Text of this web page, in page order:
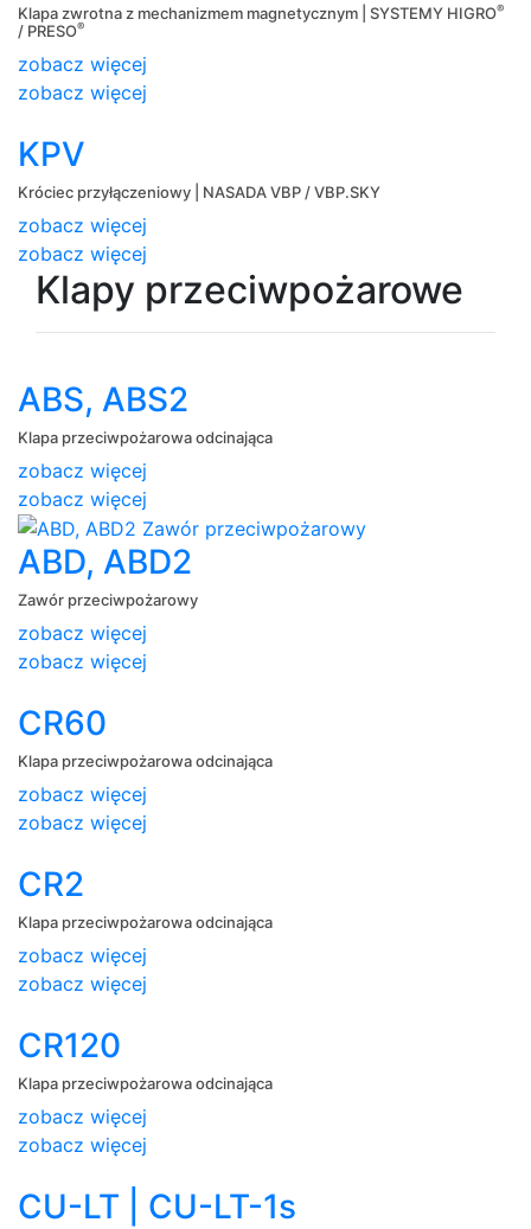
Klapa zwrotna z mechanizmem magnetycznym | SYSTEMY HIGRO®
/ PRESO®
zobacz więcej
zobacz więcej
KPV
Króciec przyłączeniowy | NASADA VBP / VBP.SKY
zobacz więcej
zobacz więcej
Klapy przeciwpożarowe
ABS, ABS2
Klapa przeciwpożarowa odcinająca
zobacz więcej
zobacz więcej
ABD, ABD2
Zawór przeciwpożarowy
zobacz więcej
zobacz więcej
CR60
Klapa przeciwpożarowa odcinająca
zobacz więcej
zobacz więcej
CR2
Klapa przeciwpożarowa odcinająca
zobacz więcej
zobacz więcej
CR120
Klapa przeciwpożarowa odcinająca
zobacz więcej
zobacz więcej
CU-LT | CU-LT-1s